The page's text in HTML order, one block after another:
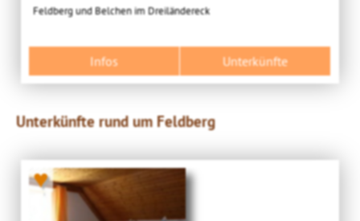
Feldberg und Belchen im Dreiländereck
Infos Unterkünfte
Unterkünfte rund um Feldberg
♥